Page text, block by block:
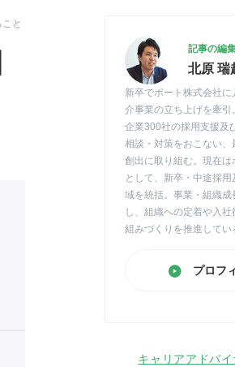
と
記事の編
北原 瑞
新卒でポート株式会社
介事業の立ち上げを牽
企業300社の採用支援及
相談・対策をおこない
創出に取り組む。現在
として、新卒・中途採
域を統括。事業・組織
し、組織への定着や入
組みづくりを推進してい
プロフ
キャリアアドバ